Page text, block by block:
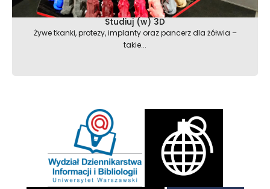
Studiuj (w) 3D
Żywe tkanki, protezy, implanty oraz pancerz dla żółwia –
takie...